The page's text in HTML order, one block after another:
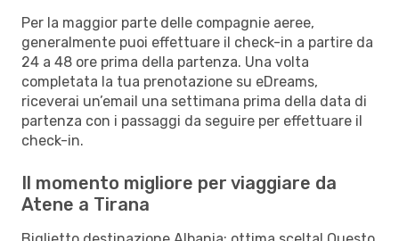
Per la maggior parte delle compagnie aeree,
generalmente puoi effettuare il check-in a partire da
24 a 48 ore prima della partenza. Una volta
completata la tua prenotazione su eDreams,
riceverai un’email una settimana prima della data di
partenza con i passaggi da seguire per effettuare il
check-in.
Il momento migliore per viaggiare da
Atene a Tirana